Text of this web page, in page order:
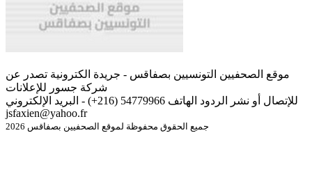
موقع الصحفيين التونسيين بصفاقس - جريدة الكترونية تصدر عن
شركة جسور للإعلانات
للإتصال أو نشر الردود الهاتف 54779966 (216+) - البريد الإلكتروني
jsfaxien@yahoo.fr
جميع الحقوق محفوظة لموقع الصحفيين بصفاقس 2026